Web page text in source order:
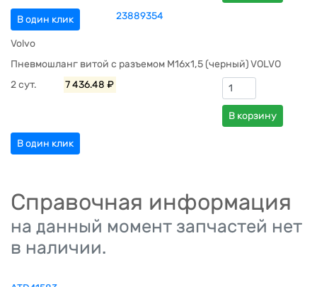
В один клик 23889354
Volvo
Пневмошланг витой с разъемом M16x1,5 (черный) VOLVO
2 сут.
7 436.48 ₽
В корзину
В один клик
Справочная информация
на данный момент запчастей нет
в наличии.